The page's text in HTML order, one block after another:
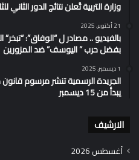
وزارة التربية تُعلن نتائج الدور
21 أكتوبر، 2025
بالفيديو .. مصادر ل “الوفاق”:
بفضل حرب ” اليوسف” ضد المزورين
1 ديسمبر، 2025
الجريدة الرسمية تنشر مرسوم
يبدأ من 15 ديسمبر
الارشيف
أغسطس 2026